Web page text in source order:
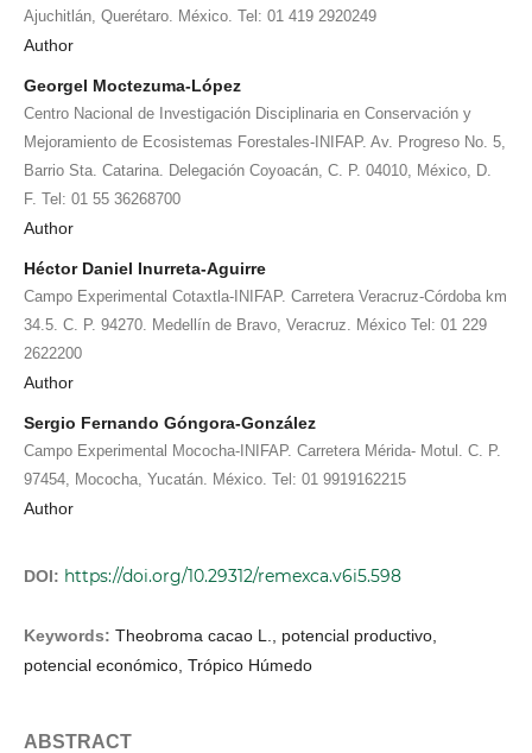
Ajuchitlán, Querétaro. México. Tel: 01 419 2920249
Author
Georgel Moctezuma-López
Centro Nacional de Investigación Disciplinaria en Conservación y
Mejoramiento de Ecosistemas Forestales-INIFAP. Av. Progreso No. 5,
Barrio Sta. Catarina. Delegación Coyoacán, C. P. 04010, México, D.
F. Tel: 01 55 36268700
Author
Héctor Daniel Inurreta-Aguirre
Campo Experimental Cotaxtla-INIFAP. Carretera Veracruz-Córdoba km
34.5. C. P. 94270. Medellín de Bravo, Veracruz. México Tel: 01 229
2622200
Author
Sergio Fernando Góngora-González
Campo Experimental Mococha-INIFAP. Carretera Mérida- Motul. C. P.
97454, Mococha, Yucatán. México. Tel: 01 9919162215
Author
DOI: https://doi.org/10.29312/remexca.v6i5.598
Keywords: Theobroma cacao L., potencial productivo,
potencial económico, Trópico Húmedo
ABSTRACT